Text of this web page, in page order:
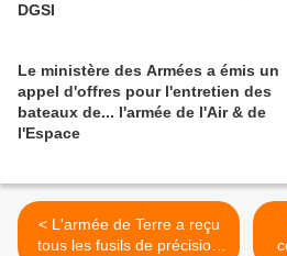
DGSI
Le ministère des Armées a émis un
appel d'offres pour l'entretien des
bateaux de... l'armée de l'Air & de
l'Espace
< L'armée de Terre a reçu
tous les fusils de précision